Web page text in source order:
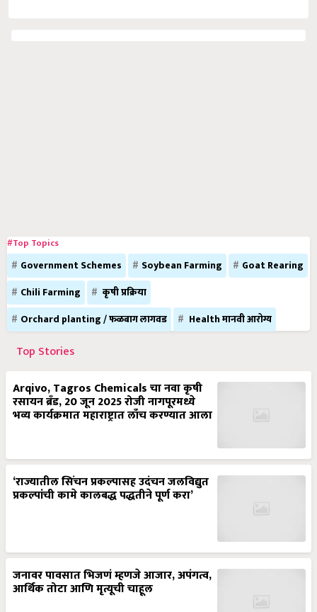
#Top Topics
Government Schemes Soybean Farming
Goat Rearing
Chili Farming
कृषी प्रक्रिया
Orchard planting / फळबाग लागवड
Health मानवी आरोग्य
Top Stories
Arqivo, Tagros Chemicals चा नवा कृषी
रसायन ब्रँड, 20 जून 2025 रोजी नागपूरमध्ये
भव्य कार्यक्रमात महाराष्ट्रात लाँच करण्यात आला
‘राज्यातील सिंचन प्रकल्पासह उदंचन जलविद्युत
प्रकल्पांची कामे कालबद्ध पद्धतीने पूर्ण करा’
जनावर पावसात भिजणं म्हणजे आजार, अपंगत्व,
आर्थिक तोटा आणि मृत्यूची चाहूल